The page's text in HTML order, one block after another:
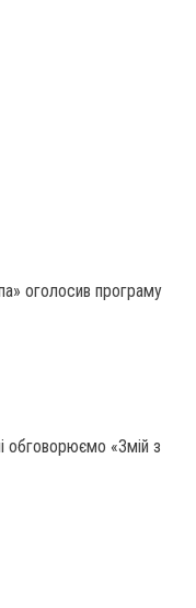
оголосив програму
обговорюємо «Змій з